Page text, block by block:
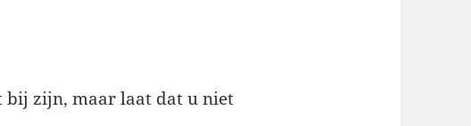
bij zijn, maar laat dat u niet